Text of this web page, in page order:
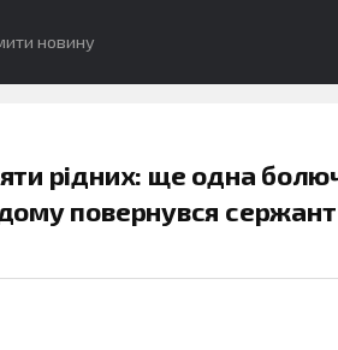
новину
рідних: ще одна
повернувся